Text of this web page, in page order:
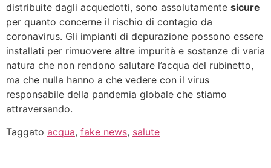
distribuite dagli acquedotti, sono assolutamente sicure
per quanto concerne il rischio di contagio da
coronavirus. Gli impianti di depurazione possono essere
installati per rimuovere altre impurità e sostanze di varia
natura che non rendono salutare l’acqua del rubinetto,
ma che nulla hanno a che vedere con il virus
responsabile della pandemia globale che stiamo
attraversando.
Taggato acqua, fake news, salute